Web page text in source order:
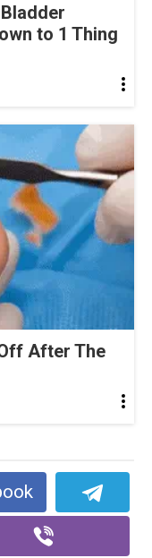
to 1 Thing
After The